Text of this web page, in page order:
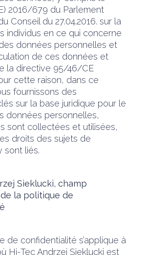
2016/679 du Parlement
Conseil du 27.04.2016. sur la
individus en ce qui concerne
données personnelles et
de ces données et
la directive 95/46/CE
cette raison, dans ce
fournissons des
sur la base juridique pour le
données personnelles,
sont collectées et utilisées,
droits des sujets de
sont liés.
Sieklucki, champ
la politique de
de confidentialité s’applique à
Hi-Tec Andrzej Sieklucki est